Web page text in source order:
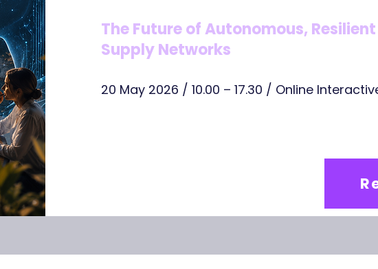
The Future of Autonomous,
Supply Networks
20 May 2026 / 10.00 – 17.30 / Online